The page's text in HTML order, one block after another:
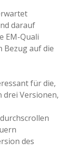
darauf
EM-Quali
Bezug auf die
für die,
drei Versionen,
des